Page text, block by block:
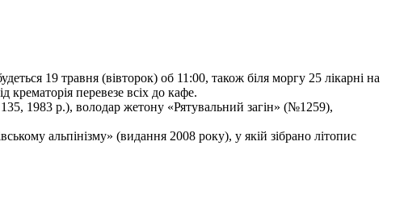
19 травня (вівторок) об 11:00, також біля моргу 25 лікарні на
перевезе всіх до кафе.
1983 р.), володар жетону «Рятувальний загін» (№1259),
альпінізму» (видання 2008 року), у якій зібрано літопис